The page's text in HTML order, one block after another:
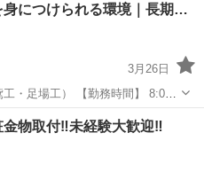
身につけられる環境｜長期…
3月26日
勤務時間】 8:00
】 正社員 ※
方や協力会社の応募も歓迎 【仕事内容】 建...
物取付‼️未経験大歓迎‼️